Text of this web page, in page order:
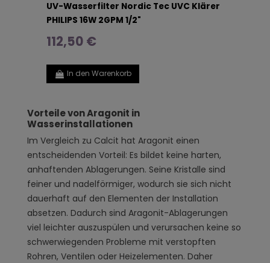
UV-Wasserfilter Nordic Tec UVC Klärer
PHILIPS 16W 2GPM 1/2"
112,50 €
In den Warenkorb
Vorteile von Aragonit in
Wasserinstallationen
Im Vergleich zu Calcit hat Aragonit einen
entscheidenden Vorteil: Es bildet keine harten,
anhaftenden Ablagerungen. Seine Kristalle sind
feiner und nadelförmiger, wodurch sie sich nicht
dauerhaft auf den Elementen der Installation
absetzen. Dadurch sind Aragonit-Ablagerungen
viel leichter auszuspülen und verursachen keine so
schwerwiegenden Probleme mit verstopften
Rohren, Ventilen oder Heizelementen. Daher